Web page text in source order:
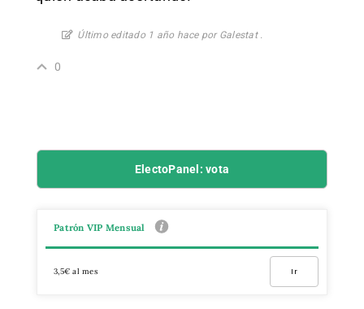
Último editado 1 año hace por Galestat .
0
ElectoPanel: vota
Patrón VIP Mensual
3,5€ al mes Ir